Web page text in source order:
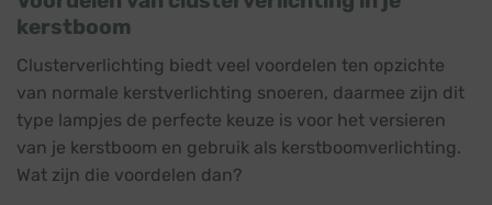
kerstboom
Clusterverlichting biedt veel voordelen ten opzichte
van normale kerstverlichting snoeren, daarmee zijn dit
type lampjes de perfecte keuze is voor het versieren
van je kerstboom en gebruik als kerstboomverlichting.
Wat zijn die voordelen dan?